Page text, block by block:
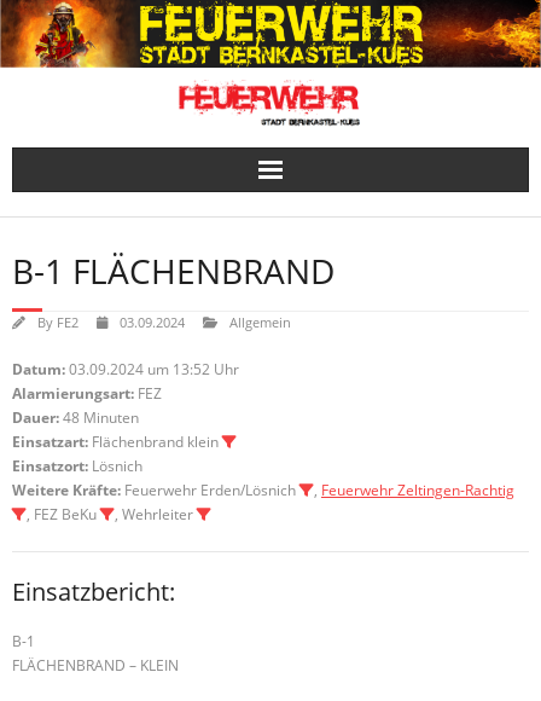
Skip
to
content
B-1 FLÄCHENBRAND
By FE2 03.09.2024 Allgemein
Datum:03.09.2024 um 13:52 Uhr
Alarmierungsart: FEZ
Dauer:48 Minuten
Einsatzart: Flächenbrand klein
Einsatzort: Lösnich
Weitere Kräfte: Feuerwehr Erden/Lösnich , Feuerwehr Zeltingen-Rachtig
, FEZ BeKu
, Wehrleiter
Einsatzbericht:
B-1
FLÄCHENBRAND – KLEIN